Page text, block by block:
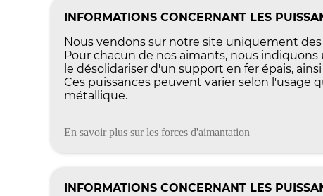
INFORMATIONS CONCERNANT LES
Nous vendons sur notre site uniquement
Pour chacun de nos aimants, nous
le désolidariser d'un support en fer épais,
Ces puissances peuvent varier selon l'usage
métallique.
En savoir plus sur les forces d'aimantation
INFORMATIONS CONCERNANT LES